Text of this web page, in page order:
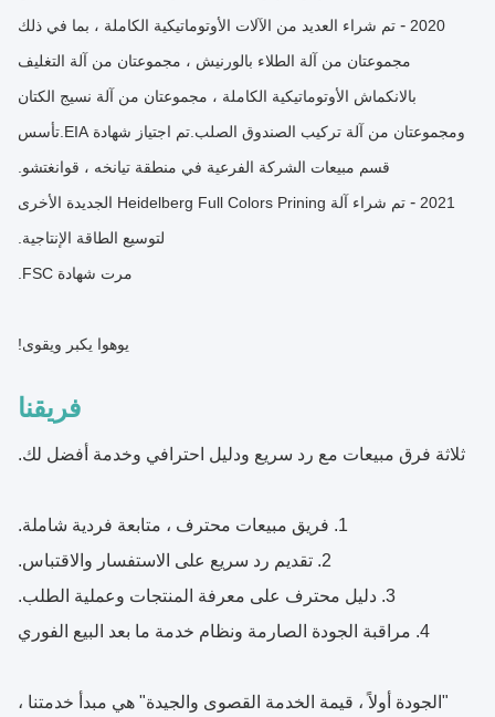
2020
- تم شراء العديد من الآلات الأوتوماتيكية الكاملة ، بما في ذلك
مجموعتان من آلة الطلاء بالورنيش ، مجموعتان من آلة التغليف
بالانكماش الأوتوماتيكية الكاملة ، مجموعتان من آلة نسيج الكتان
ومجموعتان من آلة تركيب الصندوق الصلب.تم اجتياز شهادة EIA.تأسس
قسم مبيعات الشركة الفرعية في منطقة تيانخه ، قوانغتشو.
2021
-
تم شراء آلة Heidelberg Full Colors Prining الجديدة الأخرى
لتوسيع الطاقة الإنتاجية.
مرت شهادة FSC.
يوهوا يكبر ويقوى!
فريقنا
ثلاثة فرق مبيعات مع رد سريع ودليل احترافي وخدمة أفضل لك.
1. فريق مبيعات محترف ، متابعة فردية شاملة.
2. تقديم رد سريع على الاستفسار والاقتباس.
3. دليل محترف على معرفة المنتجات وعملية الطلب.
4. مراقبة الجودة الصارمة ونظام خدمة ما بعد البيع الفوري
"الجودة أولاً ، قيمة الخدمة القصوى والجيدة" هي مبدأ خدمتنا ،